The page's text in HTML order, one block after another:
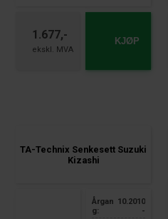
1.677,- KJØP
TA-Technix Senkesett Suzuki
Kizashi
Årgan
g:
10.2010
-